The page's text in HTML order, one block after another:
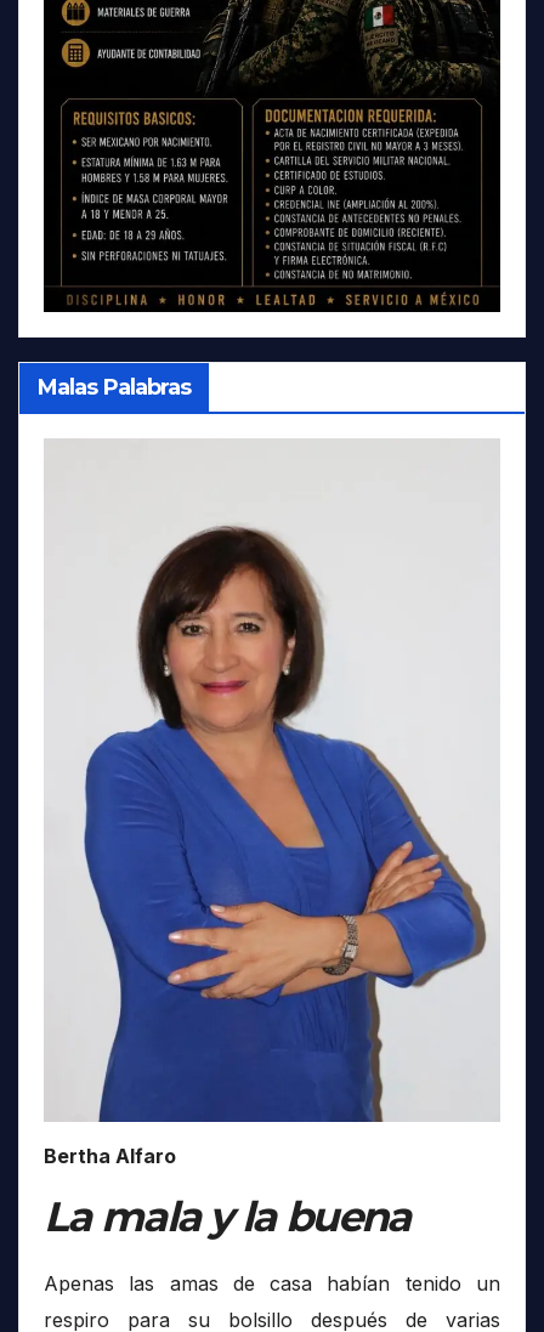
Malas Palabras
Bertha Alfaro
La mala y la buena
Apenas las amas de casa habían tenido un
respiro para su bolsillo después de varias